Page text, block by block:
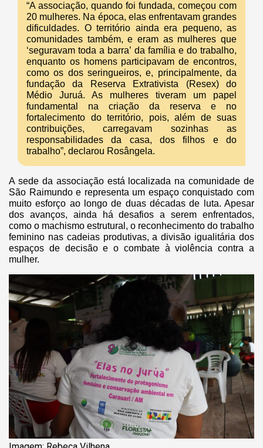
“A associação, quando foi fundada, começou com
20 mulheres. Na época, elas enfrentavam grandes
dificuldades. O território ainda era pequeno, as
comunidades também, e eram as mulheres que
‘seguravam toda a barra’ da família e do trabalho,
enquanto os homens participavam de encontros,
como os dos seringueiros, e, principalmente, da
fundação da Reserva Extrativista (Resex) do
Médio Juruá. As mulheres tiveram um papel
fundamental na criação da reserva e no
fortalecimento do território, pois, além de suas
contribuições, carregavam sozinhas as
responsabilidades da casa, dos filhos e do
trabalho”, declarou Rosângela.
A sede da associação está localizada na comunidade de
São Raimundo e representa um espaço conquistado com
muito esforço ao longo de duas décadas de luta. Apesar
dos avanços, ainda há desafios a serem enfrentados,
como o machismo estrutural, o reconhecimento do trabalho
feminino nas cadeias produtivas, a divisão igualitária dos
espaços de decisão e o combate à violência contra a
mulher.